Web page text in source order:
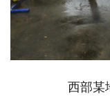
西部某